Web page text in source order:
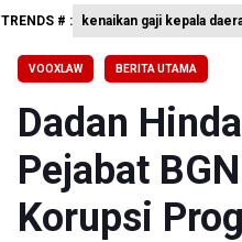
BGN
BEI Catat
Flores
TRENDS # : kenaikan gaji kepala
VOOXLAW BERITA UTAMA
Dadan
Pejabat
Korupsi